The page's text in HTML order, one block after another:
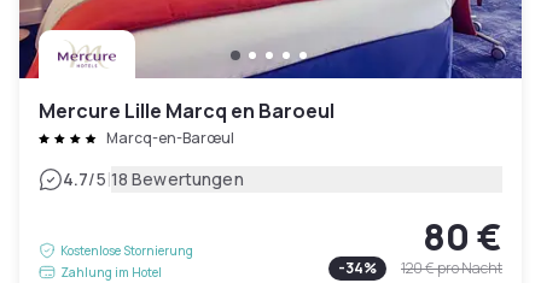
Mercure Lille Marcq en Baroeul
Marcq-en-Barœul
4.7/5|18 Bewertungen
Kostenlose Stornierung
Zahlung im Hotel
80 €
-34% 120 €pro Nacht